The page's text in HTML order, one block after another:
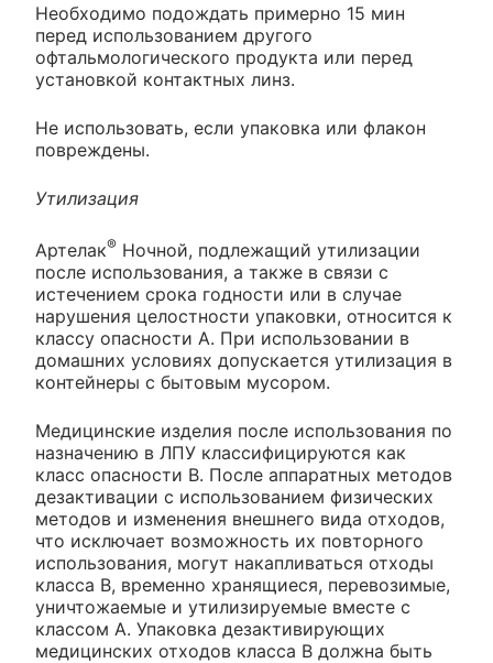
Необходимо подождать примерно 15 мин
перед использованием другого
офтальмологического продукта или перед
установкой контактных линз.
Не использовать, если упаковка или флакон
повреждены.
Утилизация
Артелак® Ночной, подлежащий утилизации
после использования, а также в связи с
истечением срока годности или в случае
нарушения целостности упаковки, относится к
классу опасности А. При использовании в
домашних условиях допускается утилизация в
контейнеры с бытовым мусором.
Медицинские изделия после использования по
назначению в ЛПУ классифицируются как
класс опасности B. После аппаратных методов
дезактивации с использованием физических
методов и изменения внешнего вида отходов,
что исключает возможность их повторного
использования, могут накапливаться отходы
класса B, временно хранящиеся, перевозимые,
уничтожаемые и утилизируемые вместе с
классом А. Упаковка дезактивирующих
медицинских отходов класса В должна быть